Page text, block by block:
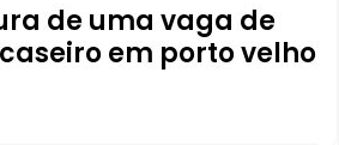
de uma vaga de
em porto velho